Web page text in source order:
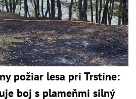
požiar lesa pri Trstíne:
boj s plameňmi silný